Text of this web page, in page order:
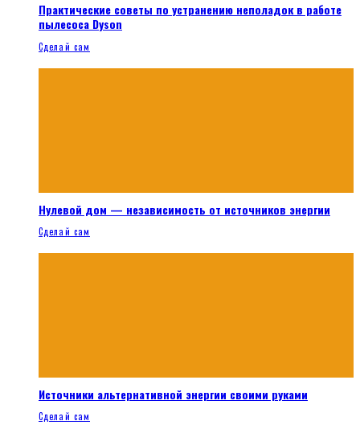
Практические советы по устранению неполадок в работе
пылесоса Dyson
Сделай сам
Нулевой дом — независимость от источников энергии
Сделай сам
Источники альтернативной энергии своими руками
Сделай сам